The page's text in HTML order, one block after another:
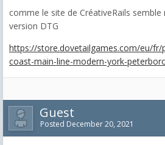
comme le site de CréativeRails
version DTG
https://store.dovetailgames.com/eu/fr/
coast-main-line-modern-york-
Guest
Posted December 20, 2021